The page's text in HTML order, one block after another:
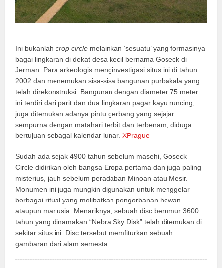
Ini bukanlahcrop circle melainkan ‘sesuatu’ yang formasinya
bagai lingkaran di dekat desa kecil bernama Goseck di
Jerman. Para arkeologis menginvestigasi situs ini di tahun
2002 dan menemukan sisa-sisa bangunan purbakala yang
telah direkonstruksi. Bangunan dengan diameter 75 meter
ini terdiri dari parit dan dua lingkaran pagar kayu runcing,
juga ditemukan adanya pintu gerbang yang sejajar
sempurna dengan matahari terbit dan terbenam, diduga
bertujuan sebagai kalendar lunar.XPrague
Sudah ada sejak 4900 tahun sebelum masehi, Goseck
Circle didirikan oleh bangsa Eropa pertama dan juga paling
misterius, jauh sebelum peradaban Minoan atau Mesir.
Monumen ini juga mungkin digunakan untuk menggelar
berbagai ritual yang melibatkan pengorbanan hewan
ataupun manusia. Menariknya, sebuah disc berumur 3600
tahun yang dinamakan “Nebra Sky Disk” telah ditemukan di
sekitar situs ini. Disc tersebut memfiturkan sebuah
gambaran dari alam semesta.